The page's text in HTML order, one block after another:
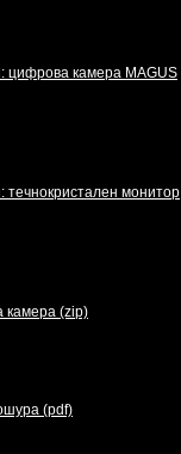
цифрова камера MAGUS
течнокристален монитор
камера (zip)
(pdf)